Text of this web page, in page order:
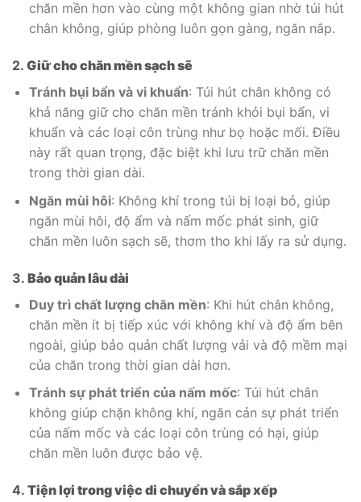
chăn mền hơn vào cùng một không gian nhờ túi hút
chân không, giúp phòng luôn gọn gàng, ngăn nắp.
2. Giữ cho chăn mền sạch sẽ
Tránh bụi bẩn và vi khuẩn: Túi hút chân không có
khả năng giữ cho chăn mền tránh khỏi bụi bẩn, vi
khuẩn và các loại côn trùng như bọ hoặc mối. Điều
này rất quan trọng, đặc biệt khi lưu trữ chăn mền
trong thời gian dài.
Ngăn mùi hôi: Không khí trong túi bị loại bỏ, giúp
ngăn mùi hôi, độ ẩm và nấm mốc phát sinh, giữ
chăn mền luôn sạch sẽ, thơm tho khi lấy ra sử dụng.
3. Bảo quản lâu dài
Duy trì chất lượng chăn mền: Khi hút chân không,
chăn mền ít bị tiếp xúc với không khí và độ ẩm bên
ngoài, giúp bảo quản chất lượng vải và độ mềm mại
của chăn trong thời gian dài hơn.
Tránh sự phát triển của nấm mốc: Túi hút chân
không giúp chặn không khí, ngăn cản sự phát triển
của nấm mốc và các loại côn trùng có hại, giúp
chăn mền luôn được bảo vệ.
4. Tiện lợi trong việc di chuyển và sắp xếp